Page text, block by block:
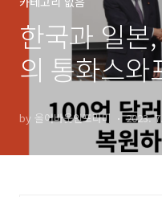
한국과 일본
의 통화스와
by 올어바웃인포라미 2023.